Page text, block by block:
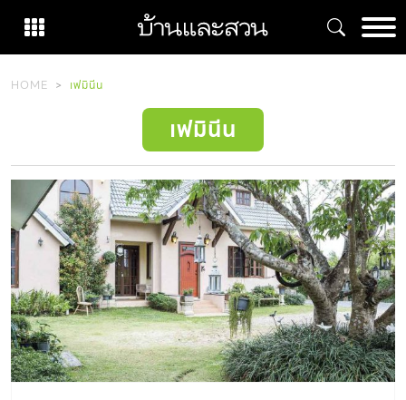
content
HOME เฟมินีน
เฟมินีน